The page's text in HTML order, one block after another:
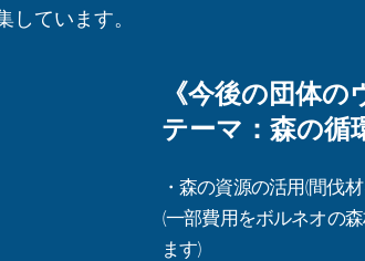
しています。
《今後の団体の
テーマ：森の循
・森の資源の活用(間伐
(一部費用をボルネオの
ます)